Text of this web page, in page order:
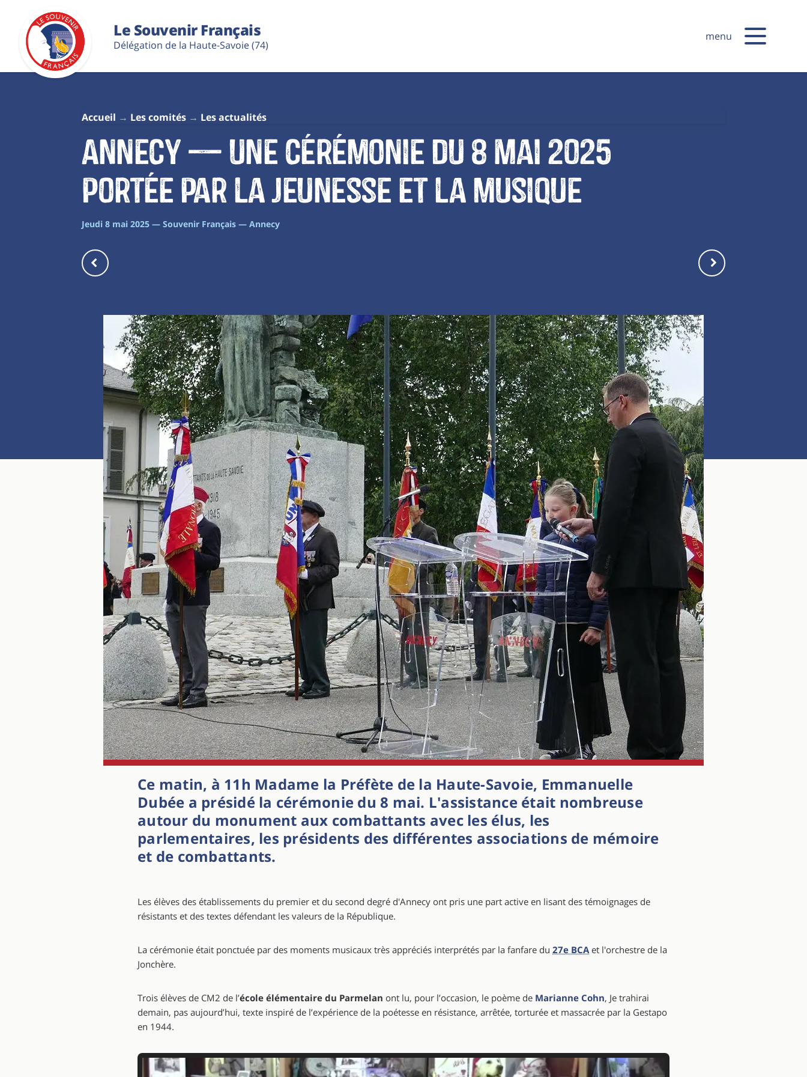
Le Souvenir Français
Délégation de la Haute-Savoie (74)
menu
Accueil Les comités Les actualités
Annecy — une cérémonie du 8 Mai 2025
portée par la jeunesse et la musique
Jeudi 8 mai 2025 — Souvenir Français — Annecy
Ce matin, à 11h Madame la Préfète de la Haute-Savoie, Emmanuelle
Dubée a présidé la cérémonie du 8 mai. L'assistance était nombreuse
autour du monument aux combattants avec les élus, les
parlementaires, les présidents des différentes associations de mémoire
et de combattants.
Les élèves des établissements du premier et du second degré d'Annecy ont pris une part active en lisant des témoignages de
résistants et des textes défendant les valeurs de la République.
La cérémonie était ponctuée par des moments musicaux très appréciés interprétés par la fanfare du 27e BCA et l'orchestre de la
Jonchère.
Trois élèves de CM2 de l’école élémentaire du Parmelan ont lu, pour l’occasion, le poème de Marianne Cohn, Je trahirai
demain, pas aujourd’hui, texte inspiré de l’expérience de la poétesse en résistance, arrêtée, torturée et massacrée par la Gestapo
en 1944.